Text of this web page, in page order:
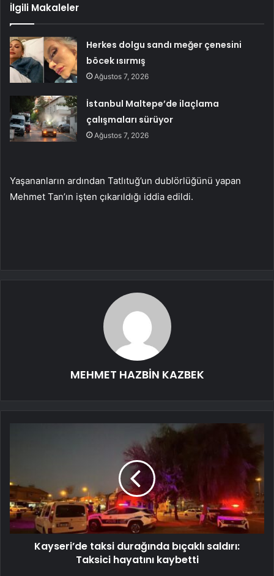
İlgili Makaleler
Herkes dolgu sandı meğer çenesini
böcek ısırmış
Ağustos 7, 2026
İstanbul Maltepe’de ilaçlama
çalışmaları sürüyor
Ağustos 7, 2026
Yaşananların ardından Tatlıtuğ’un dublörlüğünü yapan
Mehmet Tan’ın işten çıkarıldığı iddia edildi.
MEHMET HAZBİN KAZBEK
Kayseri’de taksi durağında bıçaklı saldırı:
Taksici hayatını kaybetti